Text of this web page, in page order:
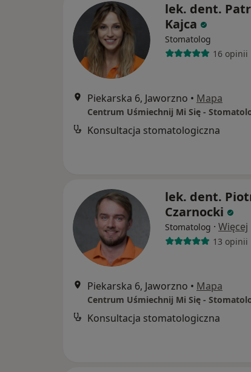
lek. dent.
Kajca
Stomatolog
16 opinii
Piekarska 6, Jaworzno • Mapa
Konsultacja stomatologiczna
lek. dent.
Czarnocki
Stomatolog · Więcej
13 opinii
Piekarska 6, Jaworzno • Mapa
Konsultacja stomatologiczna